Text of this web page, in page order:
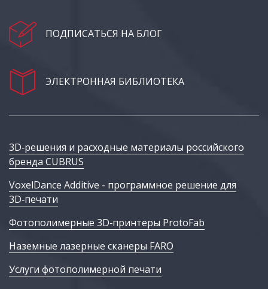
ПОДПИСАТЬСЯ НА БЛОГ
ЭЛЕКТРОННАЯ БИБЛИОТЕКА
3D‑решения и расходные материалы российского
бренда CUBRUS
VoxelDance Additive - программное решение для
3D‑печати
Фотополимерные 3D‑принтеры ProtoFab
Наземные лазерные сканеры FARO
Услуги фотополимерной печати